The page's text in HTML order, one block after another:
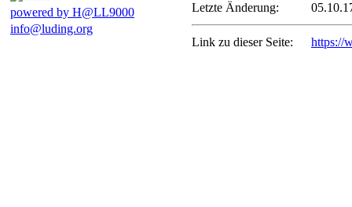
powered by H@LL9000
info@luding.org
Letzte Änderung:
Link zu dieser Seite: https://